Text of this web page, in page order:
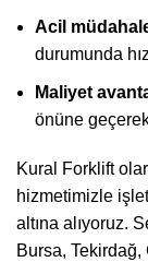
Acil
durumunda
Maliyet
önüne
Kural Forklift
hizmetimizle
altına alıyoruz.
Bursa, Tekirdağ,